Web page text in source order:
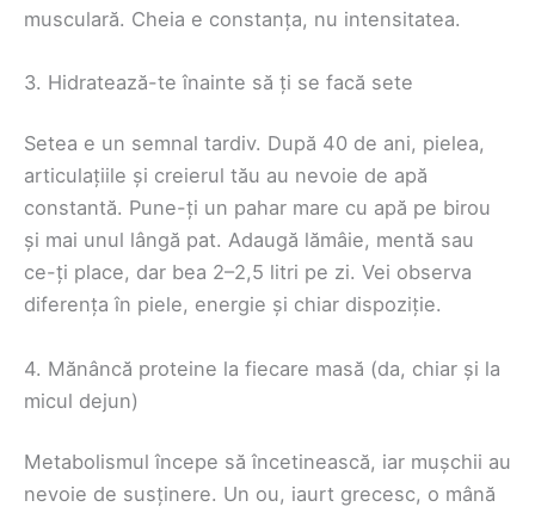
musculară. Cheia e constanța, nu intensitatea.
3. Hidratează-te înainte să ți se facă sete
Setea e un semnal tardiv. După 40 de ani, pielea,
articulațiile și creierul tău au nevoie de apă
constantă. Pune-ți un pahar mare cu apă pe birou
și mai unul lângă pat. Adaugă lămâie, mentă sau
ce-ți place, dar bea 2–2,5 litri pe zi. Vei observa
diferența în piele, energie și chiar dispoziție.
4. Mănâncă proteine la fiecare masă (da, chiar și la
micul dejun)
Metabolismul începe să încetinească, iar mușchii au
nevoie de susținere. Un ou, iaurt grecesc, o mână